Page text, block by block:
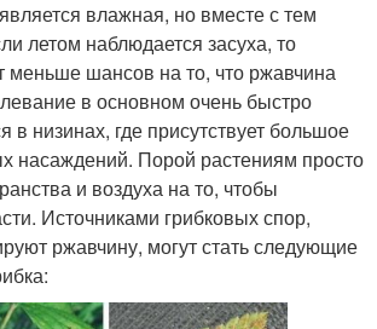
влажная, но вместе с тем
летом наблюдается засуха, то
меньше шансов на то, что ржавчина
в основном очень быстро
в низинах, где присутствует большое
насаждений. Порой растениям просто
и воздуха на то, чтобы
Источниками грибковых спор,
ржавчину, могут стать следующие